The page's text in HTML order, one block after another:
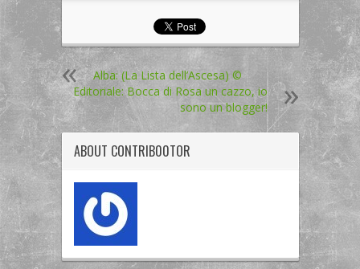
Alba: (La Lista dell’Ascesa) ©
Editoriale: Bocca di Rosa un cazzo, io
sono un blogger!
ABOUT CONTRIB00TOR